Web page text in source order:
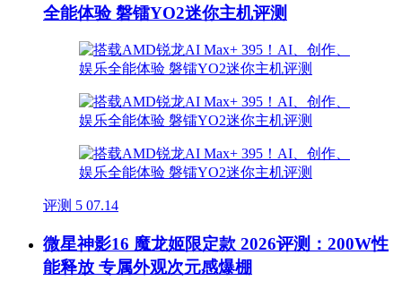
全能体验 磐镭YO2迷你主机评测
评测 5 07.14
微星神影16 魔龙姬限定款 2026评测：200W性
能释放 专属外观次元感爆棚